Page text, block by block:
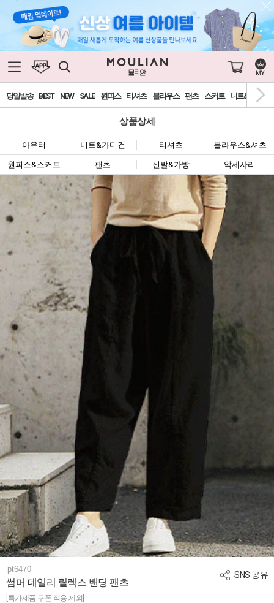
당일발송 BEST NEW SALE 원피스 티셔츠 블라우스 팬츠 스커트 니트&가디건
상품상세
아우터 니트&가디건 티셔츠 블라우스&셔츠
원피스&스커트 팬츠 신발&가방 악세사리
SNS 공유
pt6470
썸머 데일리 릴렉스 밴딩 팬츠
[특가제품 쿠폰 적용 제외]